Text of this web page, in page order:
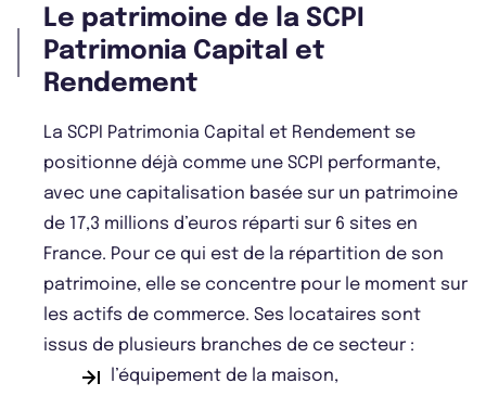
Le patrimoine de la SCPI
Patrimonia Capital et
Rendement
La SCPI Patrimonia Capital et Rendement se
positionne déjà comme une SCPI performante,
avec une capitalisation basée sur un patrimoine
de 17,3 millions d’euros réparti sur 6 sites en
France. Pour ce qui est de la répartition de son
patrimoine, elle se concentre pour le moment sur
les actifs de commerce. Ses locataires sont
issus de plusieurs branches de ce secteur :
l’équipement de la maison,